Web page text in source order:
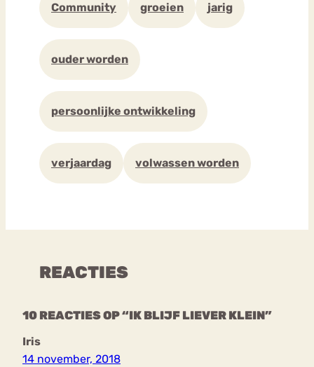
Community groeien jarig
ouder worden
persoonlijke ontwikkeling
verjaardag volwassen worden
REACTIES
10 REACTIES OP “IK BLIJF LIEVER KLEIN”
Iris
14 november, 2018